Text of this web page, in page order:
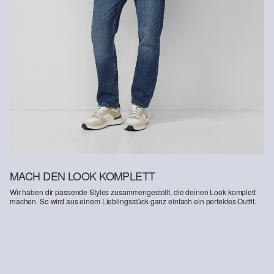
MACH DEN LOOK KOMPLETT
Wir haben dir passende Styles zusammengestellt, die deinen Look komplett
machen. So wird aus einem Lieblingsstück ganz einfach ein perfektes Outfit.